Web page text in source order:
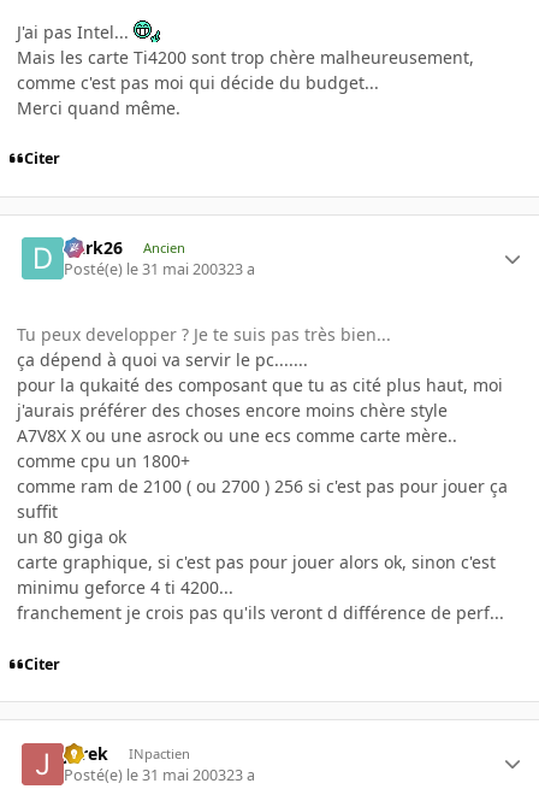
J'ai pas Intel...
Mais les carte Ti4200 sont trop chère malheureusement,
comme c'est pas moi qui décide du budget...
Merci quand même.
Citer
Dark26 Ancien
Posté(e) le 31 mai 200323 a
Tu peux developper ? Je te suis pas très bien...
ça dépend à quoi va servir le pc.......
pour la qukaité des composant que tu as cité plus haut, moi
j'aurais préférer des choses encore moins chère style
A7V8X X ou une asrock ou une ecs comme carte mère..
comme cpu un 1800+
comme ram de 2100 ( ou 2700 ) 256 si c'est pas pour jouer ça
suffit
un 80 giga ok
carte graphique, si c'est pas pour jouer alors ok, sinon c'est
minimu geforce 4 ti 4200...
franchement je crois pas qu'ils veront d différence de perf...
Citer
JBrek INpactien
Posté(e) le 31 mai 200323 a